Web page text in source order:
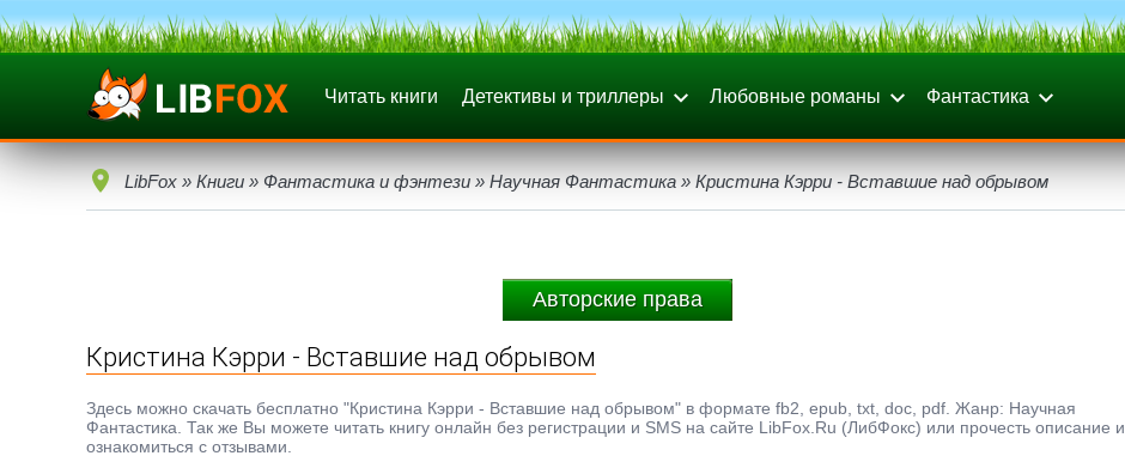
Читать книги Детективы и триллеры Любовные романы Фантастика
LibFox » Книги » Фантастика и фэнтези » Научная Фантастика » Кристина Кэрри - Вставшие над обрывом
Авторские права
Кристина Кэрри - Вставшие над обрывом
Здесь можно скачать бесплатно "Кристина Кэрри - Вставшие над обрывом" в формате fb2, epub, txt, doc, pdf. Жанр: Научная
Фантастика. Так же Вы можете читать книгу онлайн без регистрации и SMS на сайте LibFox.Ru (ЛибФокс) или прочесть описание и
ознакомиться с отзывами.